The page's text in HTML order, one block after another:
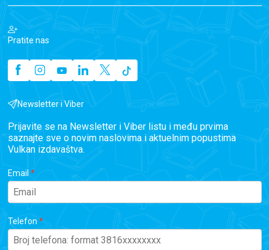
Pratite nas
Newsletter i Viber
Prijavite se na Newsletter i Viber listu i među prvima
saznajte sve o novim naslovima i aktuelnim popustima
Vulkan izdavaštva.
Email
Telefon